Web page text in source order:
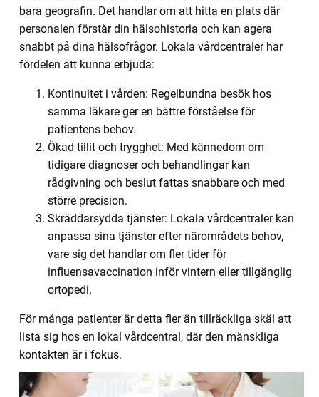
bara geografin. Det handlar om att hitta en plats där
personalen förstår din hälsohistoria och kan agera
snabbt på dina hälsofrågor. Lokala vårdcentraler har
fördelen att kunna erbjuda:
Kontinuitet i vården: Regelbundna besök hos
samma läkare ger en bättre förståelse för
patientens behov.
Ökad tillit och trygghet: Med kännedom om
tidigare diagnoser och behandlingar kan
rådgivning och beslut fattas snabbare och med
större precision.
Skräddarsydda tjänster: Lokala vårdcentraler kan
anpassa sina tjänster efter närområdets behov,
vare sig det handlar om fler tider för
influensavaccination inför vintern eller tillgänglig
ortopedi.
För många patienter är detta fler än tillräckliga skäl att
lista sig hos en lokal vårdcentral, där den mänskliga
kontakten är i fokus.